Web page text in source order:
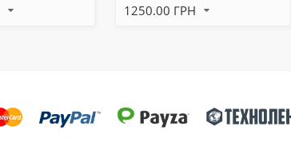
1250.00 ГРН